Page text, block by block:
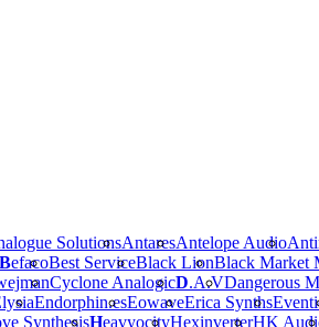
SolutionsAntaresAntelope Audio
BefacoBest ServiceBlack LionBlack Market
Cyclone AnalogicD.A.VDangerous
Endorphin.esEowaveErica Synths
SynthesisHeavyocityHexinverterHK